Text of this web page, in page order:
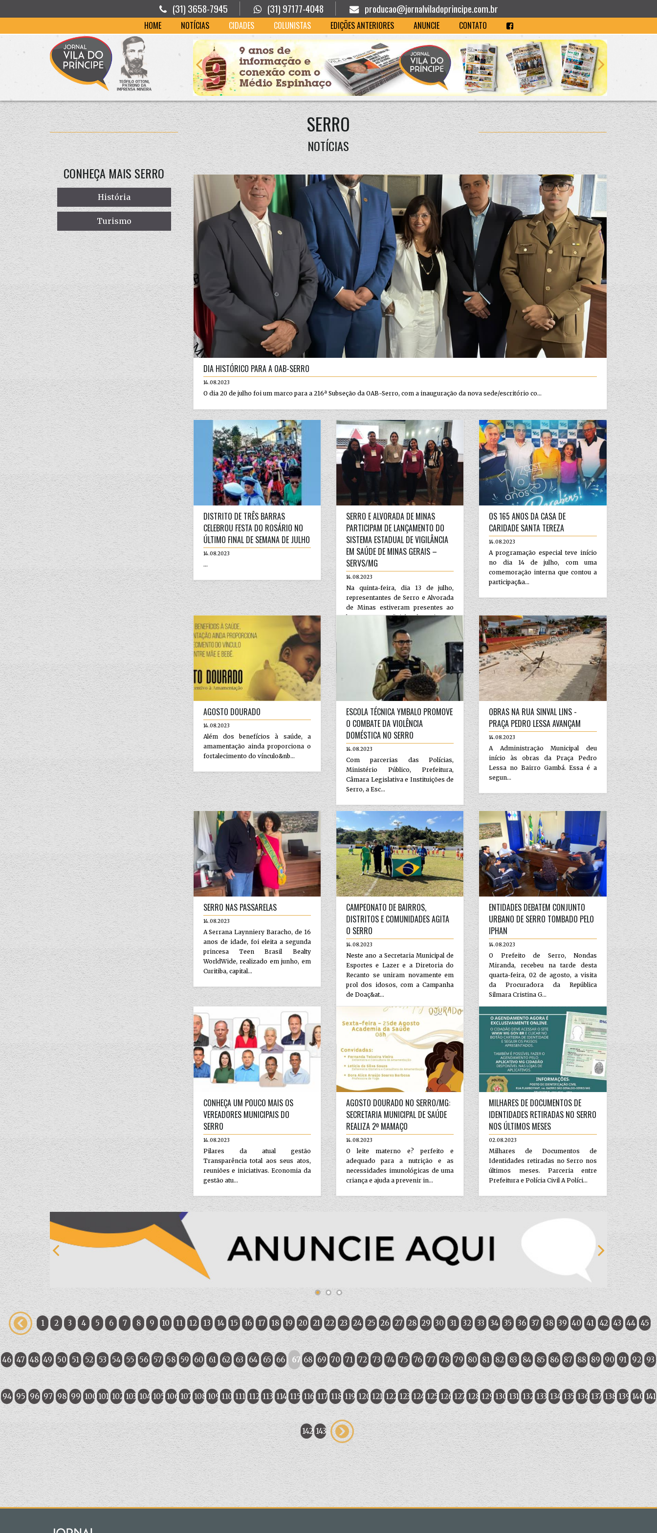
(31) 3658-7945 (31) 97177-4048 producao@jornalviladoprincipe.com.br
HOME NOTÍCIAS CIDADES COLUNISTAS EDIÇÕES ANTERIORES ANUNCIE CONTATO
SERRO
NOTÍCIAS
CONHEÇA MAIS SERRO
História
Turismo
DIA HISTÓRICO PARA A OAB-SERRO
14.08.2023
O dia 20 de julho foi um marco para a 216ª Subseção da OAB-Serro, com a inauguração da nova sede/escritório co...
DISTRITO DE TRÊS BARRAS
CELEBROU FESTA DO ROSÁRIO NO
ÚLTIMO FINAL DE SEMANA DE JULHO
14.08.2023
...
SERRO E ALVORADA DE MINAS
PARTICIPAM DE LANÇAMENTO DO
SISTEMA ESTADUAL DE VIGILÂNCIA
EM SAÚDE DE MINAS GERAIS –
SERVS/MG
14.08.2023
Na quinta-feira, dia 13 de julho,
representantes de Serro e Alvorada
de Minas estiveram presentes ao
lançamento oficial do Sistema
OS 165 ANOS DA CASA DE
CARIDADE SANTA TEREZA
14.08.2023
A programação especial teve início
no dia 14 de julho, com uma
comemoração interna que contou a
participaç&a...
AGOSTO DOURADO
14.08.2023
Além dos benefícios à saúde, a
amamentação ainda proporciona o
fortalecimento do vínculo&nb...
ESCOLA TÉCNICA YMBALO PROMOVE
O COMBATE DA VIOLÊNCIA
DOMÉSTICA NO SERRO
14.08.2023
Com parcerias das Polícias,
Ministério Público, Prefeitura,
Câmara Legislativa e Instituições de
Serro, a Esc...
OBRAS NA RUA SINVAL LINS -
PRAÇA PEDRO LESSA AVANÇAM
14.08.2023
A Administração Municipal deu
início às obras da Praça Pedro
Lessa no Bairro Gambá. Essa é a
segun...
SERRO NAS PASSARELAS
14.08.2023
A Serrana Laynniery Baracho, de 16
anos de idade, foi eleita a segunda
princesa Teen Brasil Bealty
WorldWide, realizado em junho, em
Curitiba, capital...
CAMPEONATO DE BAIRROS,
DISTRITOS E COMUNIDADES AGITA
O SERRO
14.08.2023
Neste ano a Secretaria Municipal de
Esportes e Lazer e a Diretoria do
Recanto se uniram novamente em
prol dos idosos, com a Campanha
de Doaç&at...
ENTIDADES DEBATEM CONJUNTO
URBANO DE SERRO TOMBADO PELO
IPHAN
14.08.2023
O Prefeito de Serro, Nondas
Miranda, recebeu na tarde desta
quarta-feira, 02 de agosto, a visita
da Procuradora da República
Silmara Cristina G...
CONHEÇA UM POUCO MAIS OS
VEREADORES MUNICIPAIS DO
SERRO
14.08.2023
Pilares da atual gestão
Transparência total aos seus atos,
reuniões e iniciativas. Economia da
gestão atu...
AGOSTO DOURADO NO SERRO/MG:
SECRETARIA MUNICIPAL DE SAÚDE
REALIZA 2º MAMAÇO
14.08.2023
O leite materno e? perfeito e
adequado para a nutrição e as
necessidades imunológicas de uma
criança e ajuda a prevenir in...
MILHARES DE DOCUMENTOS DE
IDENTIDADES RETIRADAS NO SERRO
NOS ÚLTIMOS MESES
02.08.2023
Milhares de Documentos de
Identidades retiradas no Serro nos
últimos meses. Parceria entre
Prefeitura e Polícia Civil A Políci...
1 2 3 4 5 6 7 8 9 10 11 12 13 14 15 16 17 18 19 20 21 22 23 24 25 26 27 28 29 30 31 32 33 34 35 36 37 38 39 40 41 42 43 44 45
46 47 48 49 50 51 52 53 54 55 56 57 58 59 60 61 62 63 64 65 66 67 68 69 70 71 72 73 74 75 76 77 78 79 80 81 82 83 84 85 86 87 88 89 90 91 92 93
94 95 96 97 98 99 100101 102 103 104 105 106 107 108 109110 111 112 113 114 115 116 117 118 119 120121 122 123 124 125 126 127 128 129130 131 132 133 134 135 136 137 138 139 140 141
142 143